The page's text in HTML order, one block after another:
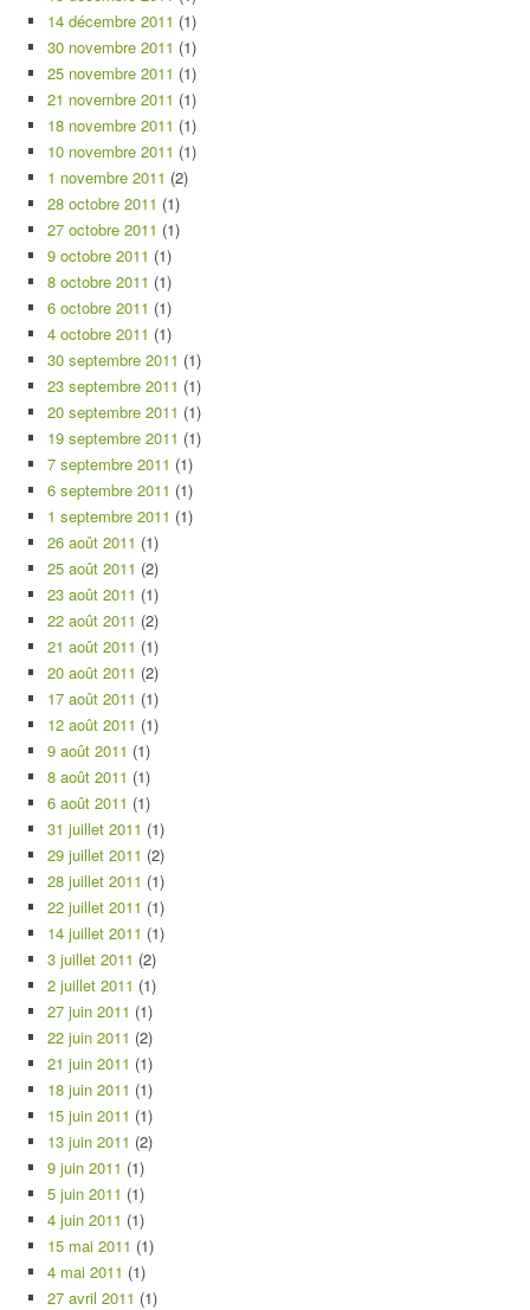
14 décembre 2011 (1)
30 novembre 2011 (1)
25 novembre 2011 (1)
21 novembre 2011 (1)
18 novembre 2011 (1)
10 novembre 2011 (1)
1 novembre 2011 (2)
28 octobre 2011 (1)
27 octobre 2011 (1)
9 octobre 2011 (1)
8 octobre 2011 (1)
6 octobre 2011 (1)
4 octobre 2011 (1)
30 septembre 2011 (1)
23 septembre 2011 (1)
20 septembre 2011 (1)
19 septembre 2011 (1)
7 septembre 2011 (1)
6 septembre 2011 (1)
1 septembre 2011 (1)
26 août 2011 (1)
25 août 2011 (2)
23 août 2011 (1)
22 août 2011 (2)
21 août 2011 (1)
20 août 2011 (2)
17 août 2011 (1)
12 août 2011 (1)
9 août 2011 (1)
8 août 2011 (1)
6 août 2011 (1)
31 juillet 2011 (1)
29 juillet 2011 (2)
28 juillet 2011 (1)
22 juillet 2011 (1)
14 juillet 2011 (1)
3 juillet 2011 (2)
2 juillet 2011 (1)
27 juin 2011 (1)
22 juin 2011 (2)
21 juin 2011 (1)
18 juin 2011 (1)
15 juin 2011 (1)
13 juin 2011 (2)
9 juin 2011 (1)
5 juin 2011 (1)
4 juin 2011 (1)
15 mai 2011 (1)
4 mai 2011 (1)
27 avril 2011 (1)